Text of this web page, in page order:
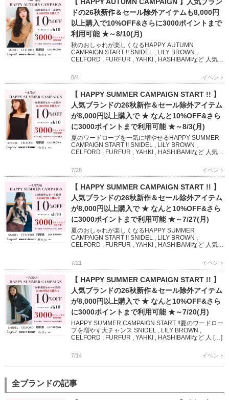
ドの26秋新作＆セール除外アイテムも8,000円
以上購入で10%OFF&さらに3000ポイントまで
利用可能 ★～8/10(月)
秋のおしゃれが楽しくなるHAPPY AUTUMN
CAMPAIGN START !! SNIDEL , LILY BROWN ,
CELFORD , FURFUR , YAHKI , HASHIBAMIなど 人気ブ
8/4 イベント
【 HAPPY SUMMER CAMPAIGN START !! 】
人気ブランドの26秋新作＆セール除外アイテム
が8,000円以上購入で ★ なんと10%OFF&さら
に3000ポイントまで利用可能 ★～8/3(月)
夏のワードローブを一気に増やせるHAPPY SUMMER
CAMPAIGN START !! SNIDEL , LILY BROWN ,
CELFORD , FURFUR , YAHKI , HASHIBAMIなど 人気
7/28 イベント
【 HAPPY SUMMER CAMPAIGN START !! 】
人気ブランドの26秋新作＆セール除外アイテム
が8,000円以上購入で ★ なんと10%OFF&さら
に3000ポイントまで利用可能 ★～7/27(月)
夏のおしゃれが楽しくなるHAPPY SUMMER
CAMPAIGN START !! SNIDEL , LILY BROWN ,
CELFORD , FURFUR , YAHKI , HASHIBAMIなど 人気ブ
7/21 イベント
【 HAPPY SUMMER CAMPAIGN START !! 】
人気ブランドの26秋新作＆セール除外アイテム
が8,000円以上購入で ★ なんと10%OFF&さら
に3000ポイントまで利用可能 ★～7/20(月)
HAPPY SUMMER CAMPAIGN START !!夏のワードロー
ブを増やす大チャンス SNIDEL , LILY BROWN ,
CELFORD , FURFUR , YAHKI , HASHIBAMIなど 人 […]
7/14 イベント
全ブランドの記事